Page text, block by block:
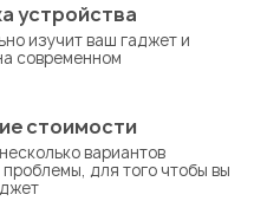
устройства
изучит ваш гаджет и
современном
стоимости
вариантов
для того чтобы вы